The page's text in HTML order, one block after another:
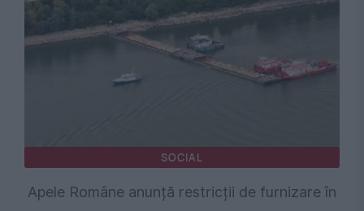
SOCIAL
Apele Române anunță restricții de furnizare în